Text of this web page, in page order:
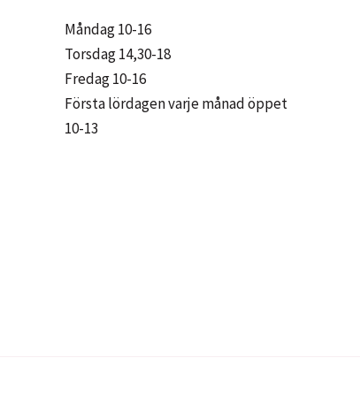
produktsidan
Måndag 10-16
Torsdag 14,30-18
Fredag 10-16
Första lördagen varje månad öppet
10-13